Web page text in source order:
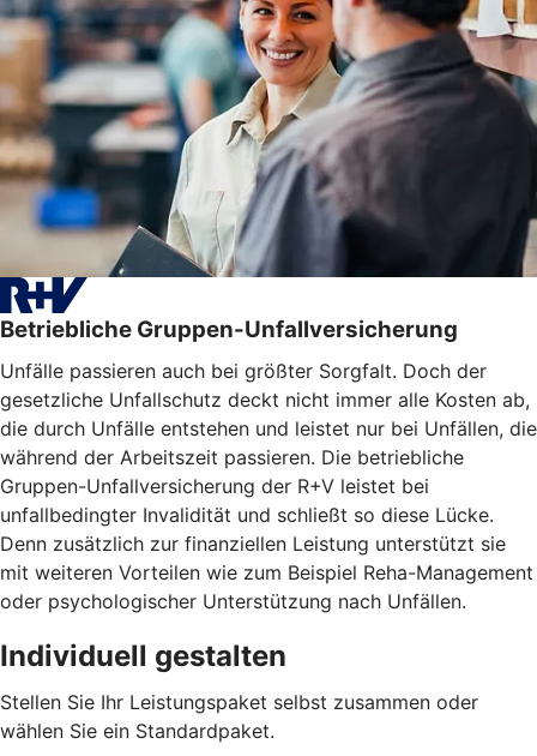
Betriebliche Gruppen-Unfallversicherung
Unfälle passieren auch bei größter Sorgfalt. Doch der
gesetzliche Unfallschutz deckt nicht immer alle Kosten ab,
die durch Unfälle entstehen und leistet nur bei Unfällen, die
während der Arbeitszeit passieren. Die betriebliche
Gruppen-Unfallversicherung der R+V leistet bei
unfallbedingter Invalidität und schließt so diese Lücke.
Denn zusätzlich zur finanziellen Leistung unterstützt sie
mit weiteren Vorteilen wie zum Beispiel Reha-Management
oder psychologischer Unterstützung nach Unfällen.
Individuell gestalten
Stellen Sie Ihr Leistungspaket selbst zusammen oder
wählen Sie ein Standardpaket.